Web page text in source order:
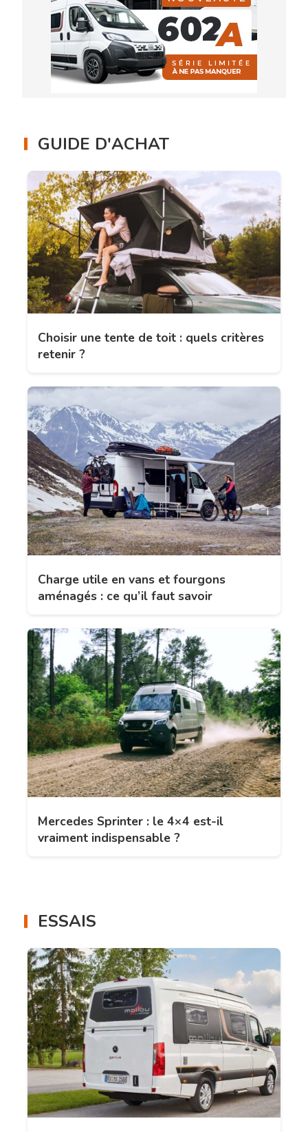
GUIDE D'ACHAT
Choisir une tente de toit : quels critères
retenir ?
Charge utile en vans et fourgons
aménagés : ce qu’il faut savoir
Mercedes Sprinter : le 4×4 est-il
vraiment indispensable ?
ESSAIS